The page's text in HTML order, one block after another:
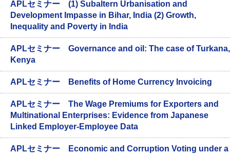
APLセミナー (1) Subaltern Urbanisation and
Development Impasse in Bihar, India (2) Growth,
Inequality and Poverty in India
APLセミナー Governance and oil: The case of Turkana,
Kenya
APLセミナー Benefits of Home Currency Invoicing
APLセミナー The Wage Premiums for Exporters and
Multinational Enterprises: Evidence from Japanese
Linked Employer-Employee Data
APLセミナー Economic and Corruption Voting under a